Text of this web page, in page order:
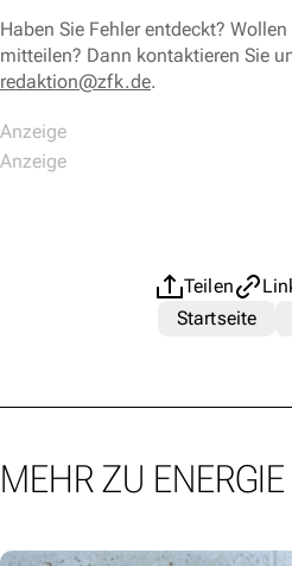
Haben Sie Fehler entdeckt?
mitteilen? Dann kontaktieren Sie
redaktion@zfk.de.
Teilen
Startseite
MEHR ZU ENERGIE